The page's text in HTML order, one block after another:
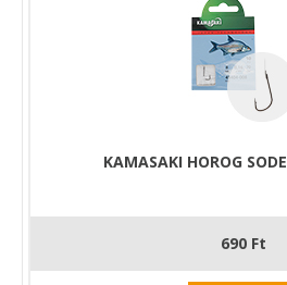
KAMASAKI HOROG
690 Ft